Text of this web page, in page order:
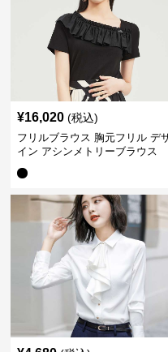
¥16,020 (税込)
フリルブラウス 胸元フリル デ
イン アシンメトリーブラウス